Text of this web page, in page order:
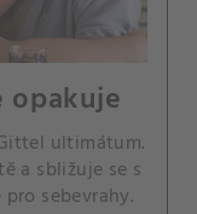
opakuje
ultimátum.
a sbližuje se s
sebevrahy.